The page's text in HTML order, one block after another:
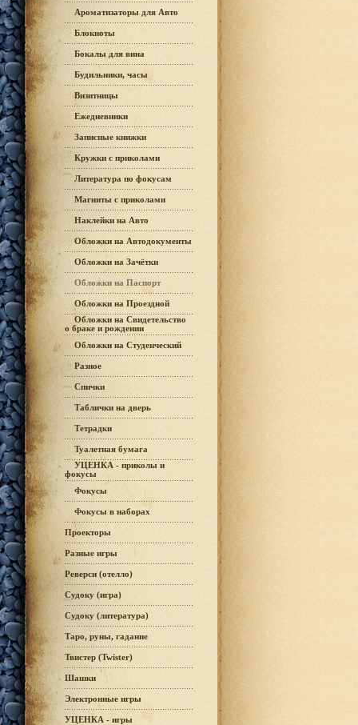
Ароматизаторы для Авто
Блокноты
Бокалы для вина
Будильники, часы
Визитницы
Ежедневники
Записные книжки
Кружки с приколами
Литература по фокусам
Магниты с приколами
Наклейки на Авто
Обложки на Автодокументы
Обложки на Зачётки
Обложки на Паспорт
Обложки на Проездной
Обложки на Свидетельство
о браке и рождении
Обложки на Студенческий
Разное
Спички
Таблички на дверь
Тетрадки
Туалетная бумага
УЦЕНКА - приколы и
фокусы
Фокусы
Фокусы в наборах
Проекторы
Разные игры
Реверси (отелло)
Судоку (игра)
Судоку (литература)
Таро, руны, гадание
Твистер (Twister)
Шашки
Электронные игры
УЦЕНКА - игры